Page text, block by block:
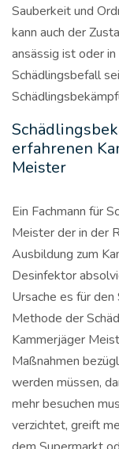
Sauberkeit und
kann auch der
ansässig ist oder
Schädlingsbefall
erfahrenen
Meister
Ein Fachmann für
Meister der in der
Ausbildung zum
Desinfektor
Ursache es für
Methode der
Kammerjäger
Maßnahmen
werden müssen,
mehr besuchen
verzichtet, greift